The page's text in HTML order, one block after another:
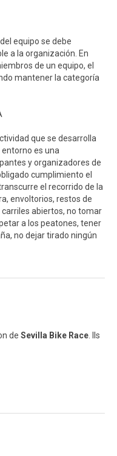
equipo se debe
a la organización. En
de un equipo, el
mantener la categoría
que se desarrolla
es una
y organizadores de
cumplimiento el
el recorrido de la
envoltorios, restos de
abiertos, no tomar
a los peatones, tener
no dejar tirado ningún
de Sevilla Bike Race . Ils